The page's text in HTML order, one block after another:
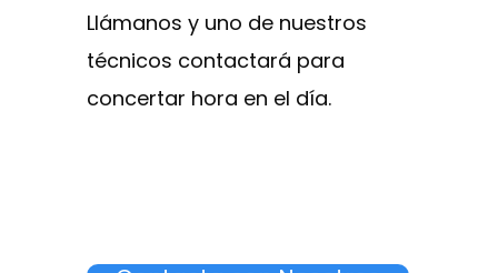
Llámanos y uno de nuestros
técnicos contactará para
concertar hora en el día.